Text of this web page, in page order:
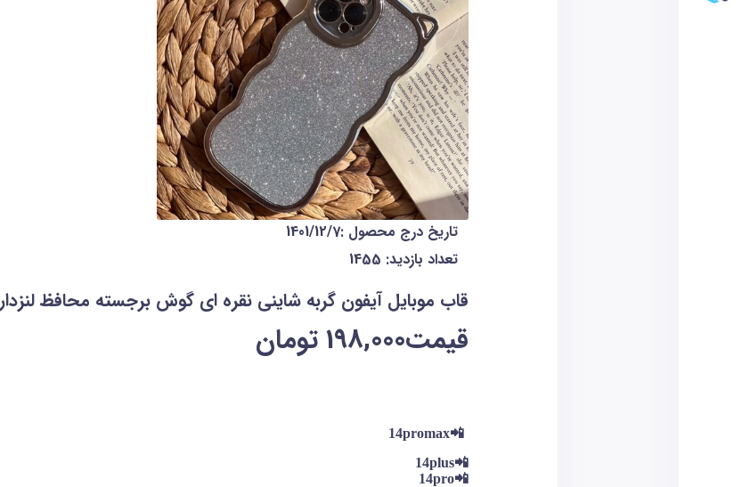
تاریخ درج محصول :1401/12/7
تعداد بازدید: 1455
قاب موبایل آیفون گربه شاینی نقره ای گوش برجسته محافظ لنزدار
قیمت198,000تومان
📲14promax
📲14plus
📲14pro